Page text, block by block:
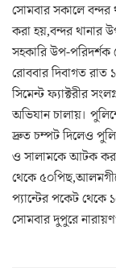
সোমবার সকালে বন্দর
করা হয়,বন্দর থানার
সহকারি উপ-
রোববার দিবাগত রাত
সিমেন্ট ফ্যাক্টরীর
অভিযান চালায়।
দ্রুত চম্পট দিলেও
ও সালামকে আটক
থেকে
প্যান্টের পকেট থেকে
সোমবার দুপুরে